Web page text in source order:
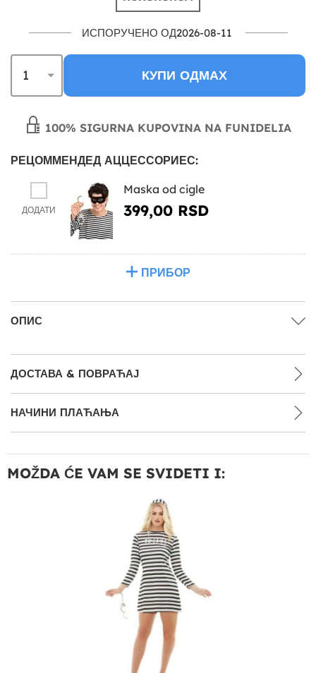
ИСПОРУЧЕНО ОД2026-08-11
КУПИ ОДМАХ
100% SIGURNA KUPOVINA NA FUNIDELIA
РЕЦОММЕНДЕД АЦЦЕССОРИЕС:
ДОДАТИ
Maska od cigle
399,00 RSD
ПРИБОР
ОПИС
ДОСТАВА & ПОВРАЋАЈ
НАЧИНИ ПЛАЋАЊА
MOŽDA ĆE VAM SE SVIDETI I: